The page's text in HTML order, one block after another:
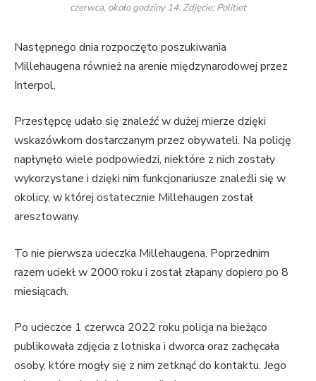
czerwca, około godziny 14. Zdjęcie: Politiet
Następnego dnia rozpoczęto poszukiwania
Millehaugena również na arenie międzynarodowej przez
Interpol.
Przestępcę udało się znaleźć w dużej mierze dzięki
wskazówkom dostarczanym przez obywateli. Na policję
napłynęło wiele podpowiedzi, niektóre z nich zostały
wykorzystane i dzięki nim funkcjonariusze znaleźli się w
okolicy, w której ostatecznie Millehaugen został
aresztowany.
To nie pierwsza ucieczka Millehaugena. Poprzednim
razem uciekł w 2000 roku i został złapany dopiero po 8
miesiącach.
Po ucieczce 1 czerwca 2022 roku policja na bieżąco
publikowała zdjęcia z lotniska i dworca oraz zachęcała
osoby, które mogły się z nim zetknąć do kontaktu. Jego